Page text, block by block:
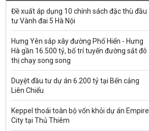
Đề xuất áp dụng 10 chính sách đặc thù đầu
tư Vành đai 5 Hà Nội
Hưng Yên sắp xây đường Phố Hiến - Hưng
Hà gần 16.500 tỷ, bố trí tuyến đường sắt đô
thị chạy song song
Duyệt đầu tư dự án 6.200 tỷ tại Bến cảng
Liên Chiểu
Keppel thoái toàn bộ vốn khỏi dự án Empire
City tại Thủ Thiêm